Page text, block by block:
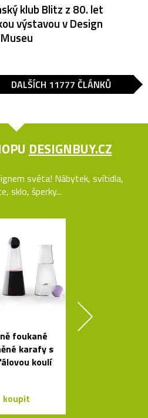
klub Blitz z 80. let
výstavou v Design
Museu
DALŠÍCH 11777 ČLÁNKŮ
DESIGNBUY.CZ
světa! Nábytek, svítidla,
sklo, šperky...
foukané
karafy s
koulí
koupit